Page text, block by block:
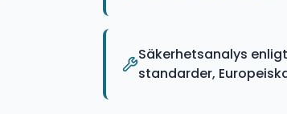
Säkerhetsanalys
standarder,